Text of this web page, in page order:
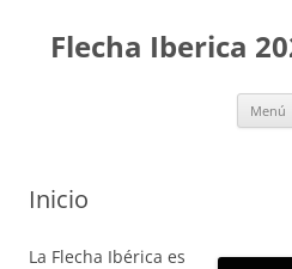
Flecha Iberica
Menú
Inicio
La Flecha Ibérica es